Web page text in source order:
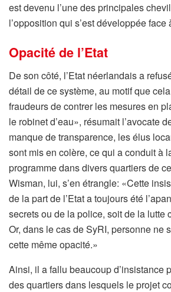
est devenu l’une des principales
l’opposition qui s’est développée face
Opacité de l’Etat
De son côté, l’Etat néerlandais a
détail de ce système, au motif que
fraudeurs de contrer les mesures en
le robinet d’eau», résumait l’avocate
manque de transparence, les élus
sont mis en colère, ce qui a conduit à
programme dans divers quartiers de
Wisman, lui, s’en étrangle: «Cette
de la part de l’Etat a toujours été
secrets ou de la police, soit de la lutte
Or, dans le cas de SyRI, personne ne
cette même opacité.»
Ainsi, il a fallu beaucoup d’insistance
des quartiers dans lesquels le projet